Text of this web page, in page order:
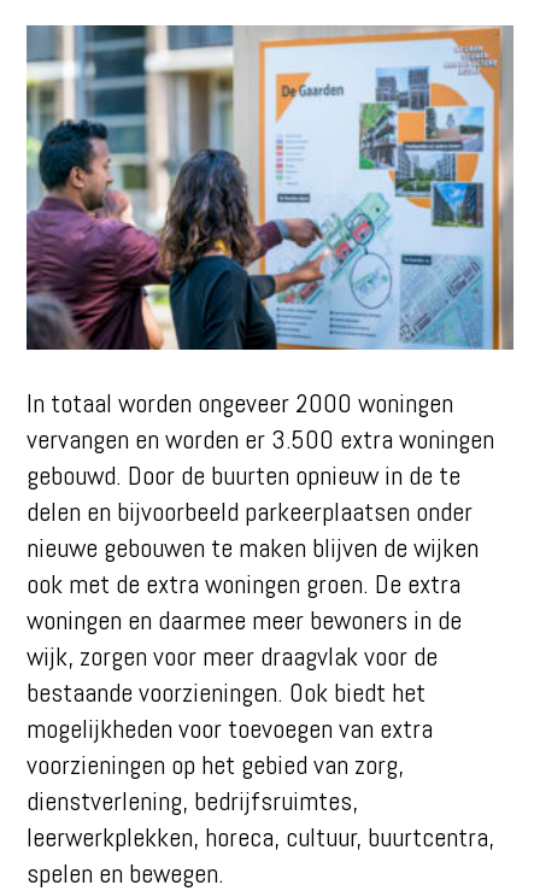
In totaal worden ongeveer 2000 woningen
vervangen en worden er 3.500 extra woningen
gebouwd. Door de buurten opnieuw in de te
delen en bijvoorbeeld parkeerplaatsen onder
nieuwe gebouwen te maken blijven de wijken
ook met de extra woningen groen. De extra
woningen en daarmee meer bewoners in de
wijk, zorgen voor meer draagvlak voor de
bestaande voorzieningen. Ook biedt het
mogelijkheden voor toevoegen van extra
voorzieningen op het gebied van zorg,
dienstverlening, bedrijfsruimtes,
leerwerkplekken, horeca, cultuur, buurtcentra,
spelen en bewegen.